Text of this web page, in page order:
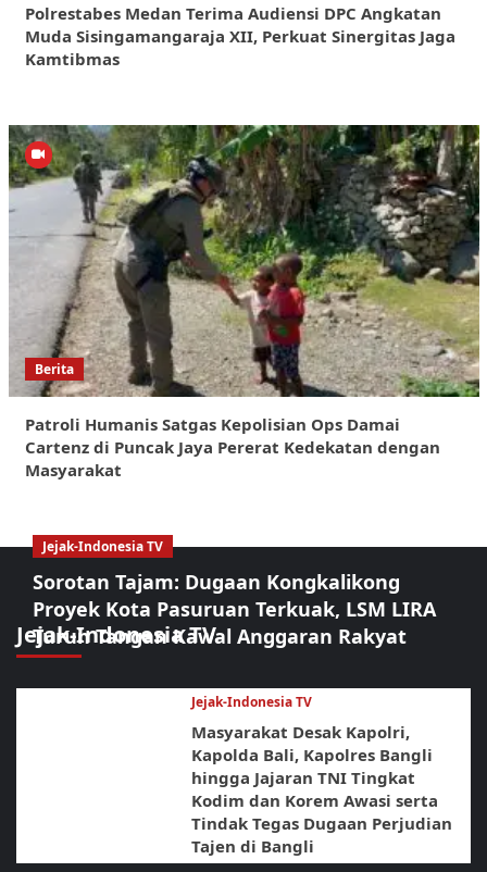
Polrestabes Medan Terima Audiensi DPC Angkatan
Muda Sisingamangaraja XII, Perkuat Sinergitas Jaga
Kamtibmas
Berita
Patroli Humanis Satgas Kepolisian Ops Damai
Cartenz di Puncak Jaya Pererat Kedekatan dengan
Masyarakat
Jejak-Indonesia TV
Jejak-Indonesia TV
Sorotan Tajam: Dugaan Kongkalikong
Proyek Kota Pasuruan Terkuak, LSM LIRA
Turun Tangan Kawal Anggaran Rakyat
Jejak-Indonesia TV
Masyarakat Desak Kapolri,
Kapolda Bali, Kapolres Bangli
hingga Jajaran TNI Tingkat
Kodim dan Korem Awasi serta
Tindak Tegas Dugaan Perjudian
Tajen di Bangli